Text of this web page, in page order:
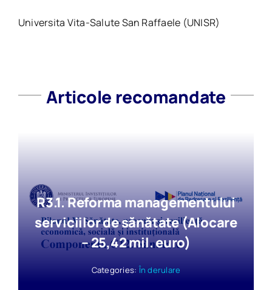
Universita Vita-Salute San Raffaele (UNISR)
Articole recomandate
R3.1. Reforma managementului
serviciilor de sănătate (Alocare
– 25,42 mil. euro)
Categories:În derulare